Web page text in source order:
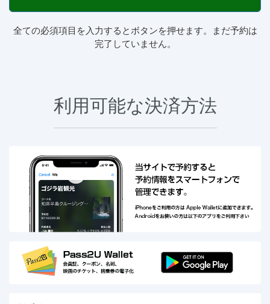
全ての必須項目を入力するとボタンを押せます。まだ予約は
完了していません。
利用可能な決済方法